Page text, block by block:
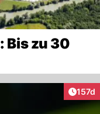
Bis zu 30
157d